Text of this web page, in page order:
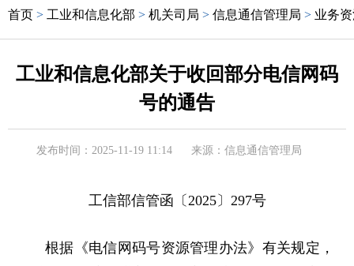
首页 > 工业和信息化部 > 机关司局 > 信息通信管理局 > 业务
工业和信息化部关于收回部分电信网码
号的通告
发布时间：2025-11-19 11:14 来源：信息通信管理局
工信部信管函〔2025〕297号
根据《电信网码号资源管理办法》有关规定，